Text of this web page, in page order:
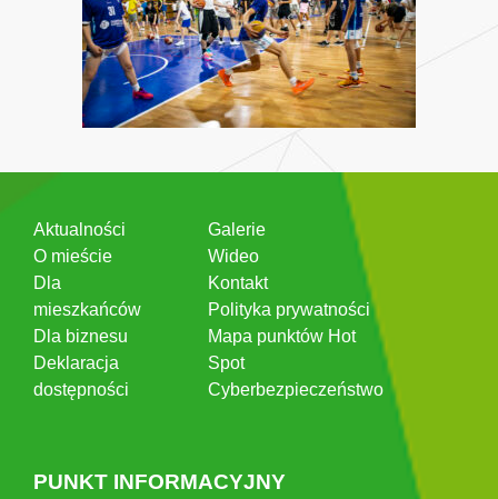
Aktualności
O mieście
Dla
mieszkańców
Dla biznesu
Deklaracja
dostępności
Galerie
Wideo
Kontakt
Polityka prywatności
Mapa punktów Hot
Spot
Cyberbezpieczeństwo
PUNKT INFORMACYJNY